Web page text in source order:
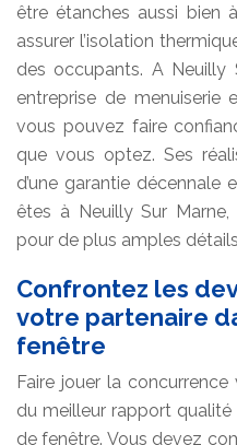
être étanches aussi bien à
assurer l’isolation
des occupants. A Neuilly
entreprise de
vous pouvez faire
que vous optez. Ses
d’une garantie décennale
êtes à Neuilly Sur
pour de plus amples
Confrontez les
votre partenaire
fenêtre
Faire jouer la
du meilleur rapport
de fenêtre. Vous devez